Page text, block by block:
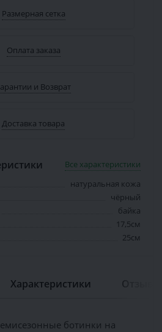
Размерная сетка
Оплата заказа
и Возврат
Доставка товара
Все характеристики
натуральная кожа
чёрный
байка
17,5см
25см
Характеристики
ботинки на